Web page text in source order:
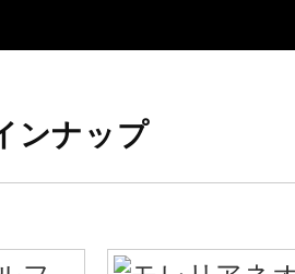
ンナップ